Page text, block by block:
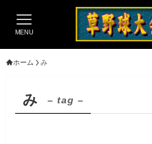
MENU
ホーム み
み – tag –